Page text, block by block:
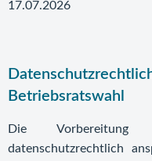
17.07.2026
Betriebsratswahl
Die
datenschutzrechtlich